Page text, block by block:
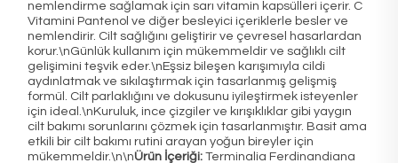
nemlendirme sağlamak için sarı vitamin kapsülleri içerir. C
Vitamini Pantenol ve diğer besleyici içeriklerle besler ve
nemlendirir. Cilt sağlığını geliştirir ve çevresel hasarlardan
korur.\nGünlük kullanım için mükemmeldir ve sağlıklı cilt
gelişimini teşvik eder.\nEşsiz bileşen karışımıyla cildi
aydınlatmak ve sıkılaştırmak için tasarlanmış gelişmiş
formül. Cilt parlaklığını ve dokusunu iyileştirmek isteyenler
için ideal.\nKuruluk, ince çizgiler ve kırışıklıklar gibi yaygın
cilt bakımı sorunlarını çözmek için tasarlanmıştır. Basit ama
etkili bir cilt bakımı rutini arayan yoğun bireyler için
mükemmeldir.\n\nÜrün İçeriği: Terminalia Ferdinandiana